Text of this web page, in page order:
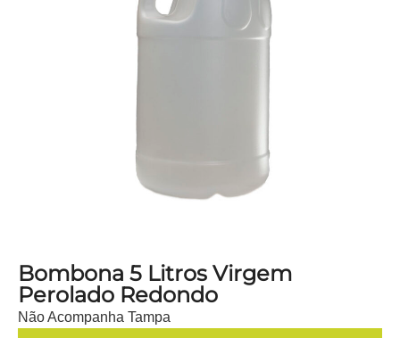
Bombona 5 Litros Virgem
Perolado Redondo
Não Acompanha Tampa